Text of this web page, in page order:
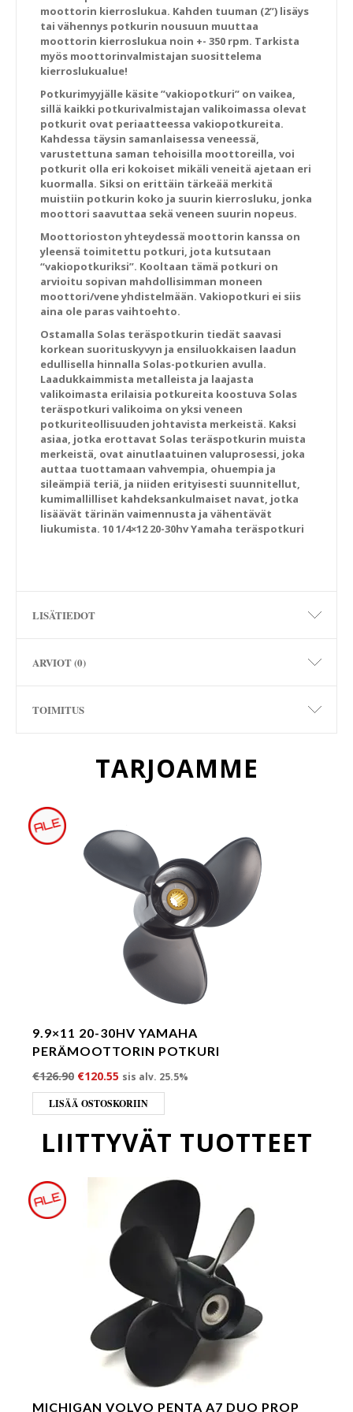
moottorin kierroslukua. Kahden tuuman (2”) lisäys
tai vähennys potkurin nousuun muuttaa
moottorin kierroslukua noin +- 350 rpm. Tarkista
myös moottorinvalmistajan suosittelema
kierroslukualue!
Potkurimyyjälle käsite ”vakiopotkuri” on vaikea,
sillä kaikki potkurivalmistajan valikoimassa olevat
potkurit ovat periaatteessa vakiopotkureita.
Kahdessa täysin samanlaisessa veneessä,
varustettuna saman tehoisilla moottoreilla, voi
potkurit olla eri kokoiset mikäli veneitä ajetaan eri
kuormalla. Siksi on erittäin tärkeää merkitä
muistiin potkurin koko ja suurin kierrosluku, jonka
moottori saavuttaa sekä veneen suurin nopeus.
Moottorioston yhteydessä moottorin kanssa on
yleensä toimitettu potkuri, jota kutsutaan
“vakiopotkuriksi”. Kooltaan tämä potkuri on
arvioitu sopivan mahdollisimman moneen
moottori/vene yhdistelmään. Vakiopotkuri ei siis
aina ole paras vaihtoehto.
Ostamalla Solas teräspotkurin tiedät saavasi
korkean suorituskyvyn ja ensiluokkaisen laadun
edullisella hinnalla Solas-potkurien avulla.
Laadukkaimmista metalleista ja laajasta
valikoimasta erilaisia potkureita koostuva Solas
teräspotkuri valikoima on yksi veneen
potkuriteollisuuden johtavista merkeistä. Kaksi
asiaa, jotka erottavat Solas teräspotkurin muista
merkeistä, ovat ainutlaatuinen valuprosessi, joka
auttaa tuottamaan vahvempia, ohuempia ja
sileämpiä teriä, ja niiden erityisesti suunnitellut,
kumimallilliset kahdeksankulmaiset navat, jotka
lisäävät tärinän vaimennusta ja vähentävät
liukumista. 10 1/4×12 20-30hv Yamaha teräspotkuri
LISÄTIEDOT
ARVIOT (0)
TOIMITUS
TARJOAMME
9.9×11 20-30HV YAMAHA
PERÄMOOTTORIN POTKURI
€126.90 Alkuperäinen hinta oli: €126.90.
€120.55 Nykyinen hinta on: €120.55.
sis alv. 25.5%
LISÄÄ OSTOSKORIIN
LIITTYVÄT TUOTTEET
MICHIGAN VOLVO PENTA A7 DUO PROP